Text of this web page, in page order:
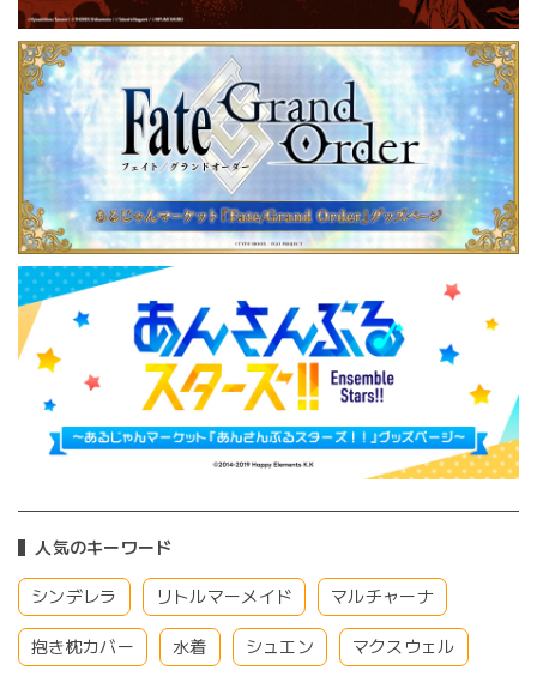
人気のキーワード
シンデレラ リトルマーメイド マルチャーナ
抱き枕カバー 水着 シュエン マクスウェル